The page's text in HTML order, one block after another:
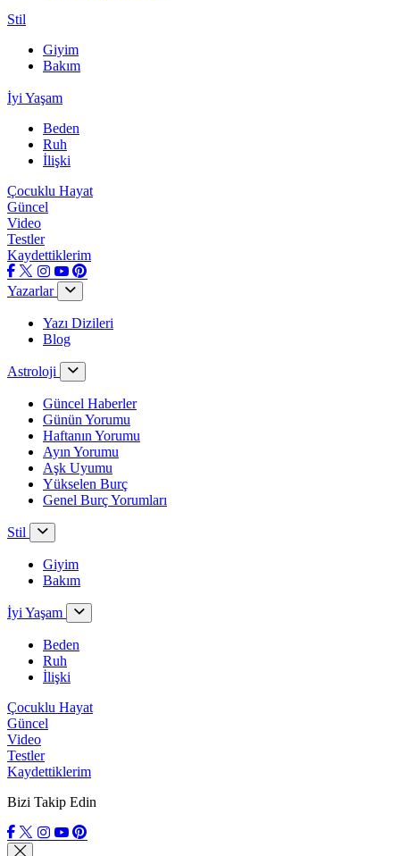
Stil
Giyim
Bakım
İyi Yaşam
Beden
Ruh
İlişki
Çocuklu Hayat
Güncel
Video
Testler
Kaydettiklerim
Yazarlar
Yazı Dizileri
Blog
Astroloji
Güncel Haberler
Günün Yorumu
Haftanın Yorumu
Ayın Yorumu
Aşk Uyumu
Yükselen Burç
Genel Burç Yorumları
Stil
Giyim
Bakım
İyi Yaşam
Beden
Ruh
İlişki
Çocuklu Hayat
Güncel
Video
Testler
Kaydettiklerim
Bizi Takip Edin